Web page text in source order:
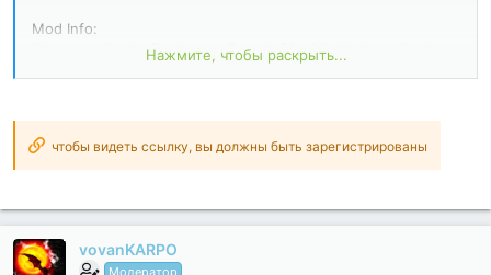
Mod Info:
No root or Lucky Patcher or Google Play Modded required;;
Disabled / Removed unwanted Permissions + Receivers +
Google Play Store install package check disabled;
Debug code removed;
java...
Нажмите, чтобы раскрыть...
чтобы видеть ссылку, вы должны быть зарегистрированы
vovanKARPO